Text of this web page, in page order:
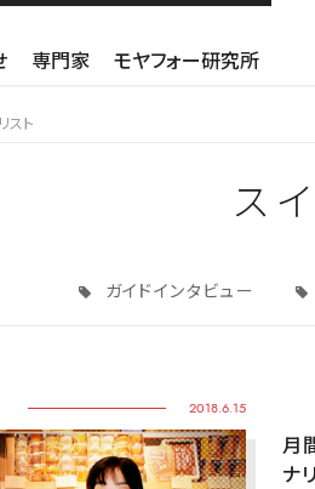
専門家 モヤフォー研究所
スト
ス
ガイドインタビュー
2018.6.15
月
ナ